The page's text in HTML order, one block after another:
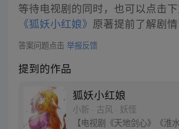
等待电视剧的同时，也可以点击
《狐妖小红娘》 原著提前了解剧情
答案问题点击 举报反馈
提到的作品
狐妖小红娘
小新 · 古风 · 妖怪
【电视剧《天地剑心》《淮